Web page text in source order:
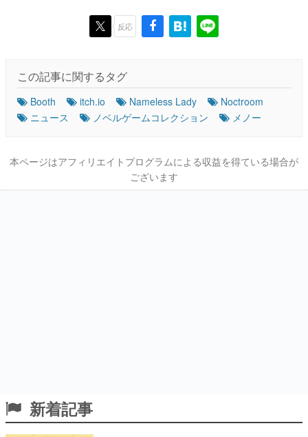
反応
この記事に関するタグ
Booth itch.io Nameless Lady
Noctroom
ニュース
ノベルゲームコレクション メノー
本ページはアフィリエイトプログラムによる収益を得ている場合が
ございます
新着記事